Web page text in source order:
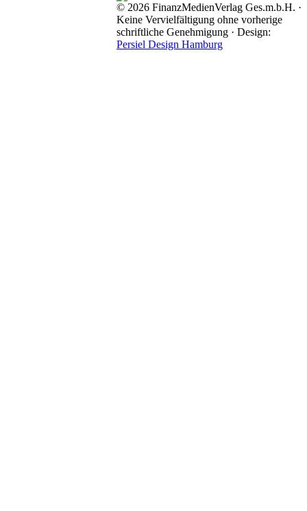
© 2026 FinanzMedienVerlag Ges.m.b.H. ·
Keine Vervielfältigung ohne vorherige
schriftliche Genehmigung · Design:
Persiel Design Hamburg